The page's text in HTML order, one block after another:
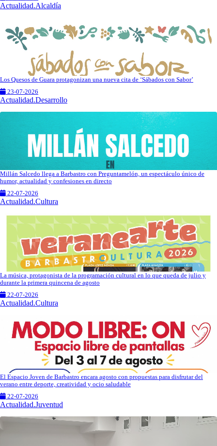
Actualidad.Alcaldía
Los Quesos de Guara protagonizan una nueva cita de ‘Sábados con Sabor’
23-07-2026
Actualidad.Desarrollo
Millán Salcedo llega a Barbastro con Preguntamelón, un espectáculo único de
humor, actualidad y confesiones en directo
22-07-2026
Actualidad.Cultura
La música, protagonista de la programación cultural en lo que queda de julio y
durante la primera quincena de agosto
22-07-2026
Actualidad.Cultura
El Espacio Joven de Barbastro encara agosto con propuestas para disfrutar del
verano entre deporte, creatividad y ocio saludable
22-07-2026
Actualidad.Juventud